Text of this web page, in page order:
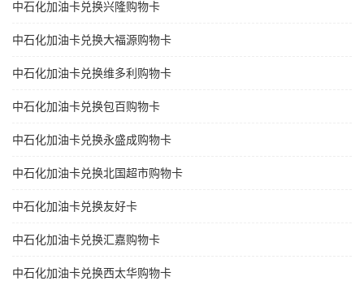
中石化加油卡兑换兴隆购物卡
中石化加油卡兑换大福源购物卡
中石化加油卡兑换维多利购物卡
中石化加油卡兑换包百购物卡
中石化加油卡兑换永盛成购物卡
中石化加油卡兑换北国超市购物卡
中石化加油卡兑换友好卡
中石化加油卡兑换汇嘉购物卡
中石化加油卡兑换西太华购物卡